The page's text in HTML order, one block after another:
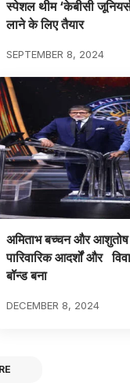
स्पेशल थीम ‘केबीसी
लाने के लिए तैयार
SEPTEMBER 8, 2024
अमिताभ बच्चन और
पारिवारिक आदर्शों और
बॉन्ड बना
DECEMBER 8, 2024